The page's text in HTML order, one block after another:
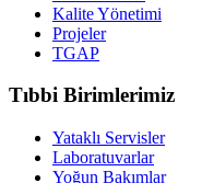
Kalite Yönetimi
Projeler
TGAP
Tıbbi Birimlerimiz
Yataklı Servisler
Laboratuvarlar
Yoğun Bakımlar